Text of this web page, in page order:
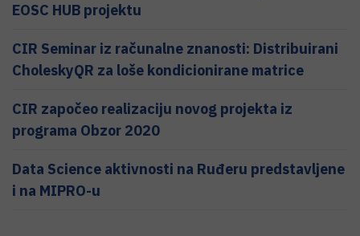
EOSC HUB projektu
CIR Seminar iz računalne znanosti: Distribuirani
CholeskyQR za loše kondicionirane matrice
CIR započeo realizaciju novog projekta iz
programa Obzor 2020
Data Science aktivnosti na Ruđeru predstavljene
i na MIPRO-u